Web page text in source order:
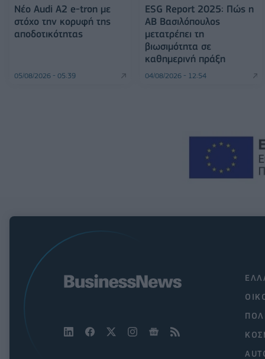
Νέο Audi A2 e-tron με
στόχο την κορυφή της
αποδοτικότητας
05/08/2026 - 05:39
ESG Report 2025: Πώς η
ΑΒ Βασιλόπουλος
μετατρέπει τη
βιωσιμότητα σε
καθημερινή πράξη
04/08/2026 - 12:54